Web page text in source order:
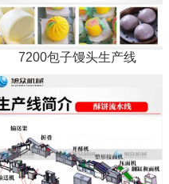
7200包子馒头生产线